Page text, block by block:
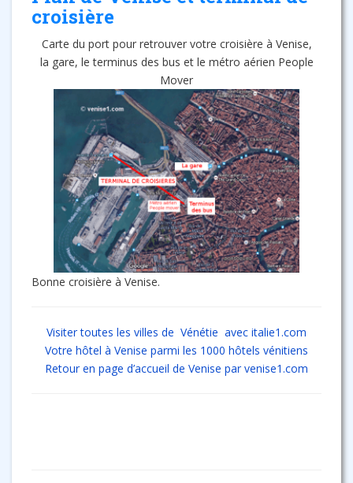
croisière
Carte du port pour retrouver votre croisière à Venise,
la gare, le terminus des bus et le métro aérien People
Mover
Bonne croisière à Venise.
Visiter toutes les villes de Vénétie avec italie1.com
Votre hôtel à Venise parmi les 1000 hôtels vénitiens
Retour en page d’accueil de Venise par venise1.com